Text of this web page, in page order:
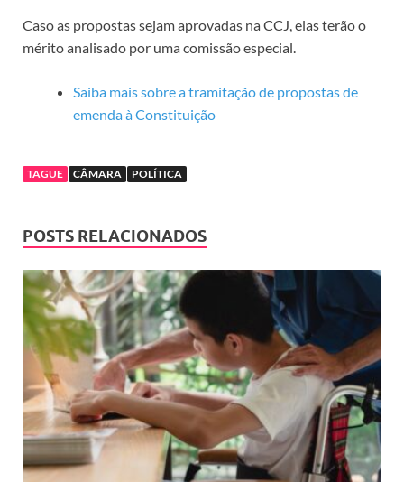
Caso as propostas sejam aprovadas na CCJ, elas terão o
mérito analisado por umacomissão especial.
Saiba mais sobre a tramitação de propostas de
emenda à Constituição
TAGUE CÂMARA POLÍTICA
POSTS RELACIONADOS